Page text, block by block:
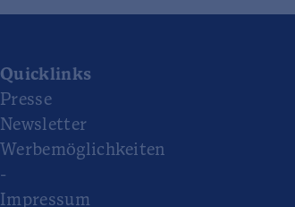
Quicklinks
Presse
Newsletter
Werbemöglichkeiten
-
Impressum